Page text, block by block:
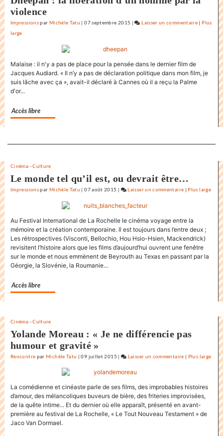
violence
Impressionspar Michèle Tatu |07 septembre 2015 | Laisser un commentaire on
Festival
| Plus
large
Malaise : il n'y a pas de place pour la pensée dans le dernier film de
Jacques Audiard. « Il n’y a pas de déclaration politique dans mon film, je
suis lâche avec ça », avait-il déclaré à Cannes où il a reçu la Palme
d'or...
Accès libre
Cinéma -Culture
Le monde tel qu’il est, ou devrait être…
Impressionspar Michèle Tatu |07 août 2015 | Laisser un commentaire on
monde
au
Festival
| Plus large
Au Festival International de La Rochelle le cinéma voyage entre la
mémoire et la création contemporaine. Il est toujours dans l’entre deux ;
Les rétrospectives (Visconti, Bellochio, Hou Hsio-Hsien, Mackendrick)
revisitent l’histoire alors que les films d’aujourd’hui ouvrent une fenêtre
sur le monde et nous emmènent de Beyrouth au Texas en passant par la
Géorgie, la Slovénie, la Roumanie…
Accès libre
Cinéma -Culture
Yolande Moreau : « Je ne différencie pas
humour et gravité »
Rencontre parMichèle Tatu |09 juillet 2015 | Laisser un commentaire on
monde
au
Festival
| Plus large
La comédienne et cinéaste parle de ses films, des improbables histoires
d’amour, des mélancoliques buveurs de bière, des friteries improvisées,
de la quête intime... Et du dernier où elle apparaît, présenté en avant-
première au festival de La Rochelle, « Le Tout Nouveau Testament » de
Jaco Van Dormael.